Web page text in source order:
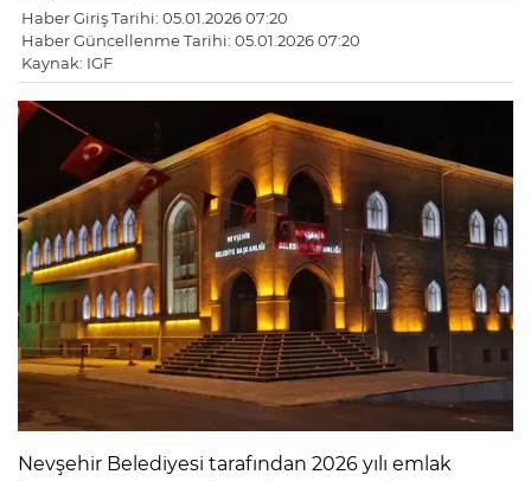
Haber Giriş Tarihi: 05.01.2026 07:20
Haber Güncellenme Tarihi: 05.01.2026 07:20
Kaynak: IGF
Nevşehir Belediyesi tarafından 2026 yılı emlak